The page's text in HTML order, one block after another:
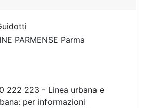
PARMENSE Parma
222 223 - Linea urbana e
per informazioni